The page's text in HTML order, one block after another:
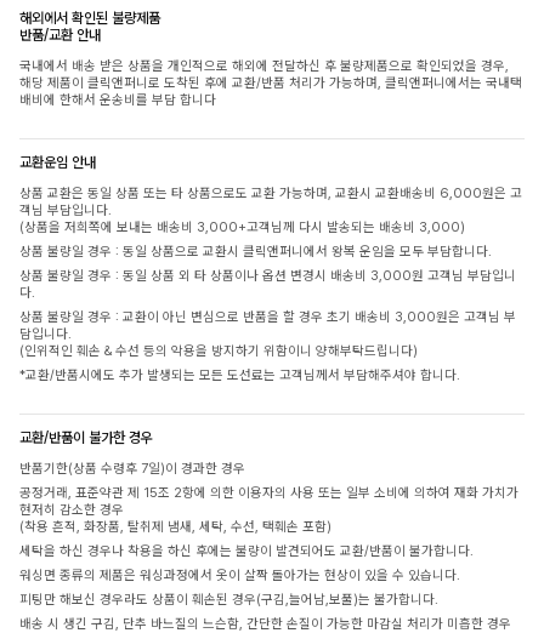
해외에서 확인된 불량제품
반품/교환 안내
국내에서 배송 받은 상품을 개인적으로 해외에 전달하신 후 불량제품으로 확인되었을 경우,
해당 제품이 클릭앤퍼니로 도착된 후에 교환/반품 처리가 가능하며, 클릭앤퍼니에서는 국내택
배비에 한해서 운송비를 부담 합니다
교환운임 안내
상품 교환은 동일 상품 또는 타 상품으로도 교환 가능하며, 교환시 교환배송비 6,000원은 고
객님 부담입니다.
(상품을 저희쪽에 보내는 배송비 3,000+고객님께 다시 발송되는 배송비 3,000)
상품 불량일 경우 : 동일 상품으로 교환시 클릭앤퍼니에서 왕복 운임을 모두 부담합니다.
상품 불량일 경우 : 동일 상품 외 타 상품이나 옵션 변경시 배송비 3,000원 고객님 부담입니
다.
상품 불량일 경우 : 교환이 아닌 변심으로 반품을 할 경우 초기 배송비 3,000원은 고객님 부
담입니다.
(인위적인 훼손 & 수선 등의 악용을 방지하기 위함이니 양해부탁드립니다)
*교환/반품시에도 추가 발생되는 모든 도선료는 고객님께서 부담해주셔야 합니다.
교환/반품이 불가한 경우
반품기한(상품 수령후 7일)이 경과한 경우
공정거래, 표준약관 제 15조 2항에 의한 이용자의 사용 또는 일부 소비에 의하여 재화 가치가
현저히 감소한 경우
(착용 흔적, 화장품, 탈취제 냄새, 세탁, 수선, 택훼손 포함)
세탁을 하신 경우나 착용을 하신 후에는 불량이 발견되어도 교환/반품이 불가합니다.
워싱면 종류의 제품은 워싱과정에서 옷이 살짝 돌아가는 현상이 있을 수 있습니다.
피팅만 해보신 경우라도 상품이 훼손된 경우(구김,늘어남,보풀)는 불가합니다.
배송 시 생긴 구김, 단추 바느질의 느슨함, 간단한 손질이 가능한 마감실 처리가 미흡한 경우